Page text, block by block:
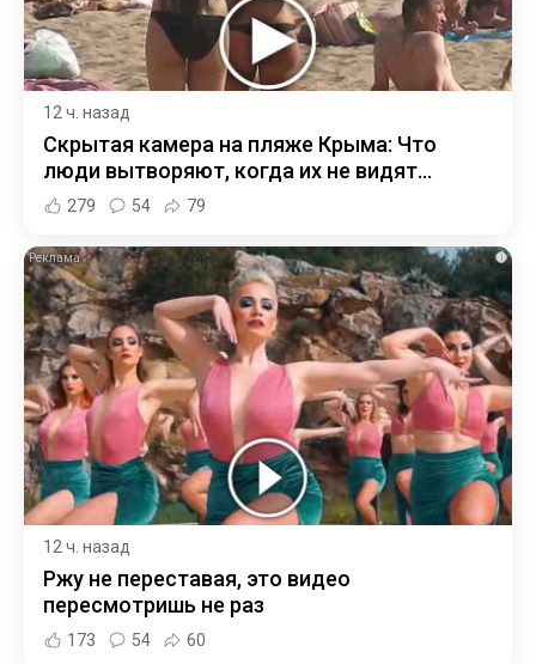
12 ч. назад
Скрытая камера на пляже Крыма: Что
люди вытворяют, когда их не видят...
279 54 79
i
12 ч. назад
Ржу не переставая, это видео
пересмотришь не раз
173 54 60